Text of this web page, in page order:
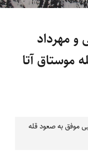
مهرداد
موستاق آتا
موفق به صعود قله